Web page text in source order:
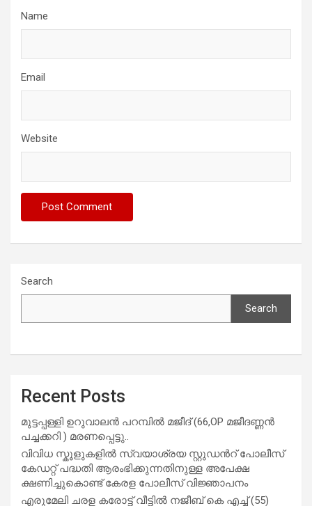
Name
Email
Website
Search
Search
Recent Posts
മുട്ടപ്പള്ളി ഉറുവാലൻ പറമ്പിൽ മജീദ് (66,OP മജീദണ്ണൻ
പച്ചക്കറി ) മരണപ്പെട്ടു..
വിവിധ സ്കൂളുകളില്‍ സ്വയാശ്രയ സ്റ്റുഡന്‍റ് പോലീസ്
കേഡറ്റ് പദ്ധതി ആരംഭിക്കുന്നതിനുള്ള അപേക്ഷ
ക്ഷണിച്ചുകൊണ്ട് കേരള പോലീസ് വിജ്ഞാപനം
എരുമേലി ചരള കരോട്ട് വീട്ടിൽ നജീബ് കെ എച്ച് (55)